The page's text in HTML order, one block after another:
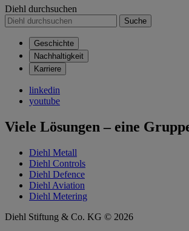
Diehl durchsuchen
Suche
Geschichte
Nachhaltigkeit
Karriere
linkedin
youtube
Viele Lösungen – eine
Diehl Metall
Diehl Controls
Diehl Defence
Diehl Aviation
Diehl Metering
Diehl Stiftung & Co. KG © 2026